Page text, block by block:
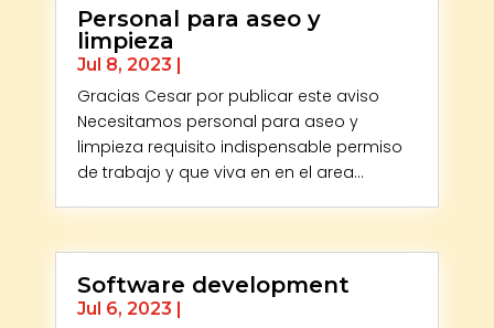
Personal para aseo y
limpieza
Jul 8, 2023 |
Gracias Cesar por publicar este aviso
Necesitamos personal para aseo y
limpieza requisito indispensable permiso
de trabajo y que viva en en el area...
Software development
Jul 6, 2023 |